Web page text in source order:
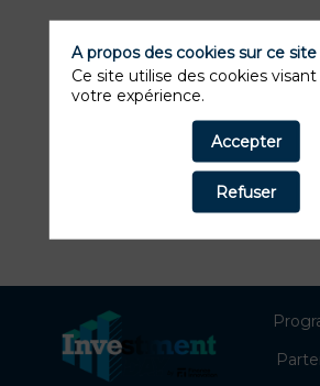
A propos des cookies sur ce site
Ce site utilise des cookies
votre expérience.
Accepter
Refuser